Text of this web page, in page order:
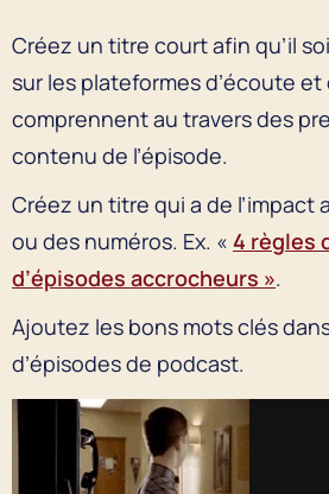
Créez un titre court afin qu’il
sur les plateformes d’écoute
comprennent au travers des
contenu de l’épisode.
Créez un titre qui a de l’impact
ou des numéros. Ex. « 4 règles
d’épisodes accrocheurs ».
Ajoutez les bons mots clés
d’épisodes de podcast.